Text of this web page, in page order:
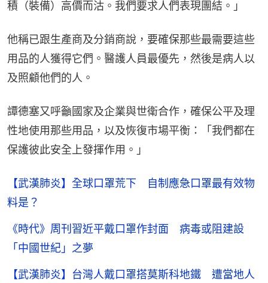
積（裝備）高價而沽。我們要求人們表現團結。」
他稱已跟生產商及分銷商說，要確保那些最需要這些
用品的人獲得它們。醫護人員最優先，然後是病人以
及照顧他們的人。
譚德塞又呼籲國家及企業與世衛合作，確保公平及理
性地使用那些用品，以及恢復市場平衡：「我們都在
保護彼此安全上發揮作用。」
【武漢肺炎】全球口罩荒下 自制應急口罩最有效物
料是？
《時代》周刊習近平戴口罩作封面 病毒或阻建設
「中國世紀」之夢
【武漢肺炎】台灣人戴口罩搭莫斯科地鐵 遭當地人